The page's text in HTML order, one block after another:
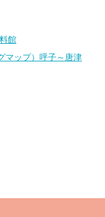
館
マップ）呼子～唐津